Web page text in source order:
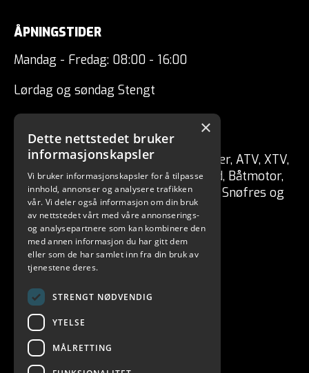
ÅPNINGSTIDER
Mandag - Fredag: 08:00 - 16:00
Lørdag og søndag Stengt
CSP ENGRO AS
Forhandler av fritidskjøretøy Tilhenger, ATV, XTV,
UTV, Mopedbil, Snøscooter, MC, Moped, Båtmotor,
Båt, Vannscooter, Elektriske kjøretøy, Snøfres og
redskaper for skog / hage.
×
Dette nettstedet bruker
informasjonskapsler
Vi bruker informasjonskapsler for å tilpasse
innhold, annonser og analysere trafikken
vår. Vi deler også informasjon om din bruk
av nettstedet vårt med våre annonserings-
og analysepartnere som kan kombinere den
med annen informasjon du har gitt dem
eller som de har samlet inn fra din bruk av
tjenestene deres.
STRENGT NØDVENDIG
YTELSE
MÅLRETTING